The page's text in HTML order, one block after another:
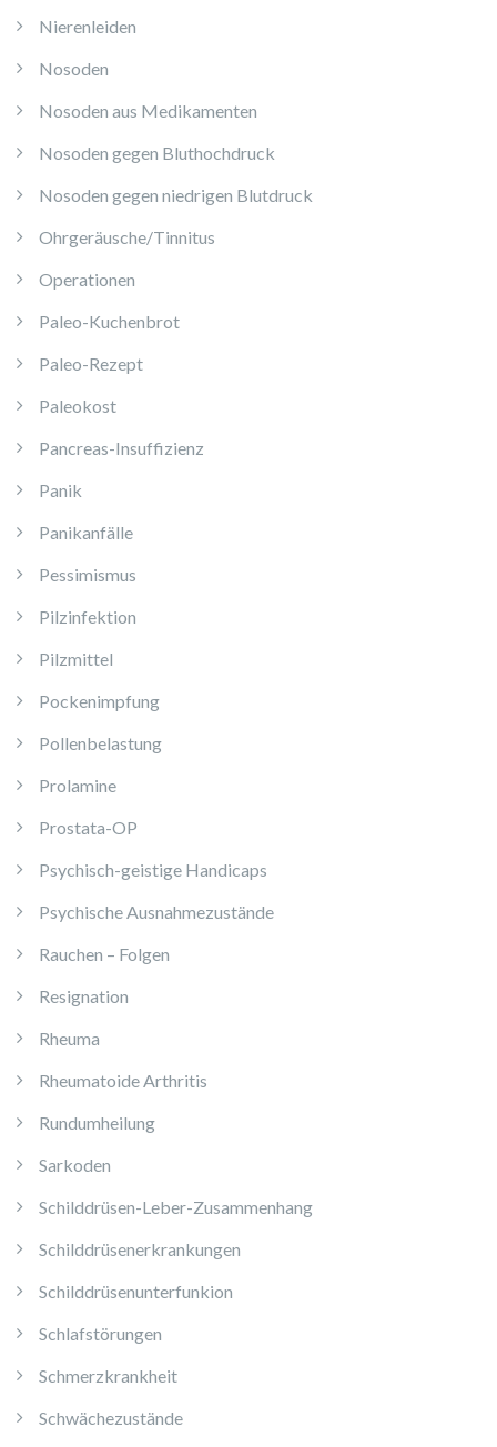
Nierenleiden
Nosoden
Nosoden aus Medikamenten
Nosoden gegen Bluthochdruck
Nosoden gegen niedrigen Blutdruck
Ohrgeräusche/Tinnitus
Operationen
Paleo-Kuchenbrot
Paleo-Rezept
Paleokost
Pancreas-Insuffizienz
Panik
Panikanfälle
Pessimismus
Pilzinfektion
Pilzmittel
Pockenimpfung
Pollenbelastung
Prolamine
Prostata-OP
Psychisch-geistige Handicaps
Psychische Ausnahmezustände
Rauchen – Folgen
Resignation
Rheuma
Rheumatoide Arthritis
Rundumheilung
Sarkoden
Schilddrüsen-Leber-Zusammenhang
Schilddrüsenerkrankungen
Schilddrüsenunterfunkion
Schlafstörungen
Schmerzkrankheit
Schwächezustände